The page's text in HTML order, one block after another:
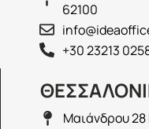
62100
+30 23213
Μαιάνδρου 28